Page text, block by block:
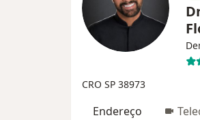
CRO SP 38973
Endereço